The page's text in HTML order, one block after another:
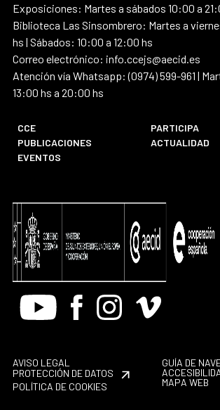
Exposiciones: Martes a sábados 10:00 a
Biblioteca Las Sinsombrero: Martes a
hs | Sábados: 10:00 a 12:00 hs
Correo electrónico: info.ccejs@aecid.es
Atención vía Whatsapp: (0974) 599-961 |
13:00 hs a 20:00 hs
CCE
PARTICIPA
PUBLICACIONES
ACTUALIDAD
EVENTOS
Youtube FacebookInstagram
Vimeo
AVISO LEGAL
PROTECCIÓN DE DATOS
POLÍTICA DE COOKIES
GUÍA DE
MAPA WEB